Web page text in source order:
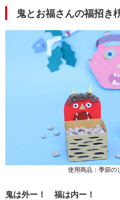
鬼とお福さんの福招き
使用商品：季節の
鬼は外ー！ 福は内ー！